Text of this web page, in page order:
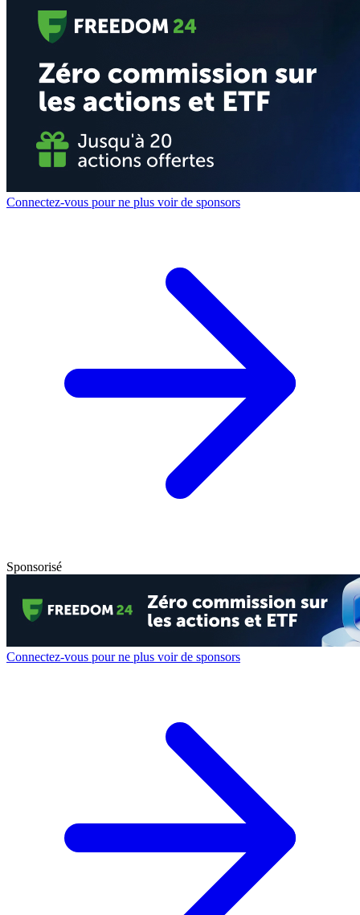
Connectez-vous pour ne plus voir de sponsors
Sponsorisé
Connectez-vous pour ne plus voir de sponsors